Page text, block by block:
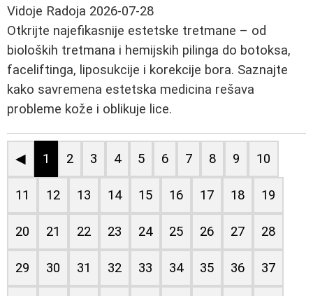
Vidoje Radoja 2026-07-28
Otkrijte najefikasnije estetske tretmane – od
bioloških tretmana i hemijskih pilinga do botoksa,
faceliftinga, liposukcije i korekcije bora. Saznajte
kako savremena estetska medicina rešava
probleme kože i oblikuje lice.
◀ 1 2 3 4 5 6 7 8 9 10
11 12 13 14 15 16 17 18 19
20 21 22 23 24 25 26 27 28
29 30 31 32 33 34 35 36 37